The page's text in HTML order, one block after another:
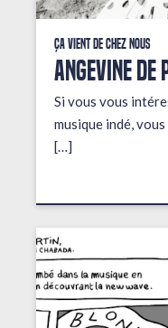
Ça vient de chez nous
ANGEVINE DE
Si vous vous
musique indé, vous
[…]